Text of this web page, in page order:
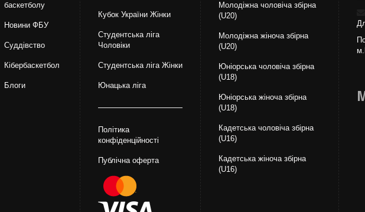
баскетболу
Новини ФБУ
Суддівство
Кібербаскетбол
Блоги
Кубок України Жінки
Студентська ліга
Чоловiки
Студентська ліга Жінки
Юнацька ліга
Політика
конфіденційності
Публічна оферта
Молодіжна чоловіча збірна
(U20)
Молодіжна жіноча збірна
(U20)
Юніорська чоловіча збірна
(U18)
Юніорська жіноча збірна
(U18)
Кадетська чоловіча збірна
(U16)
Кадетська жіноча збірна
(U16)